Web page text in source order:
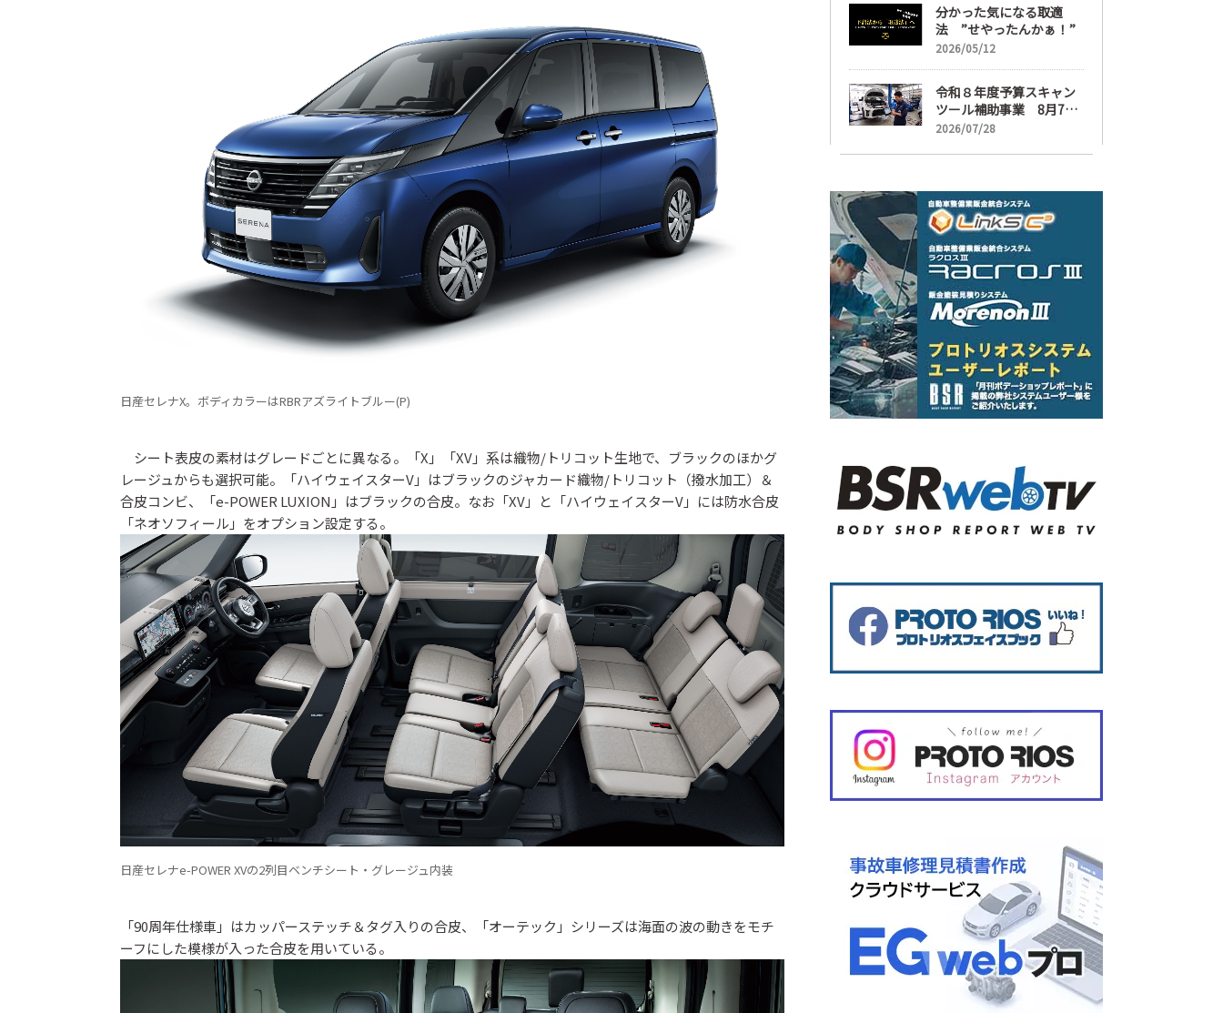
日産セレナX。ボディカラーはRBRアズライトブルー(P)
シート表皮の素材はグレードごとに異なる。「X」「XV」系は織物/トリコット生地で、ブラックのほかグ
レージュからも選択可能。「ハイウェイスターV」はブラックのジャカード織物/トリコット（撥水加工）＆
合皮コンビ、「e-POWER LUXION」はブラックの合皮。なお「XV」と「ハイウェイスターV」には防水合皮
「ネオソフィール」をオプション設定する。
日産セレナe-POWER XVの2列目ベンチシート・グレージュ内装
「90周年仕様車」はカッパーステッチ＆タグ入りの合皮、「オーテック」シリーズは海面の波の動きをモチ
ーフにした模様が入った合皮を用いている。
分かった気になる取適
法 ”せやったんかぁ！”
2026/05/12
令和８年度予算スキャン
ツール補助事業 8月7日
受け付け開始
2026/07/28